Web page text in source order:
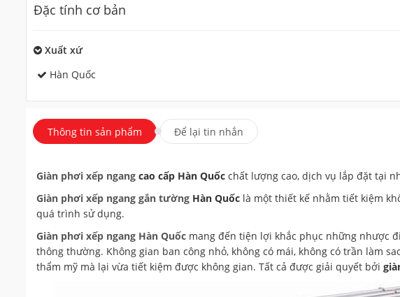
Đặc tính cơ bản
Xuất xứ
Hàn Quốc
Thông tin sản phẩm Để lại tin nhắn
Giàn phơi xếp ngang cao cấp Hàn Quốc chất lượng cao, dịch vụ lắp đặt tại
Giàn phơi xếp ngang gắn tường Hàn Quốc là một thiết kế nhằm tiết kiệm
quá trình sử dụng.
Giàn phơi xếp ngang Hàn Quốc mang đến tiện lợi khắc phục những nhược
thông thường. Không gian ban công nhỏ, không có mái, không có trần làm
thẩm mỹ mà lại vừa tiết kiệm được không gian. Tất cả được giải quyết bởi